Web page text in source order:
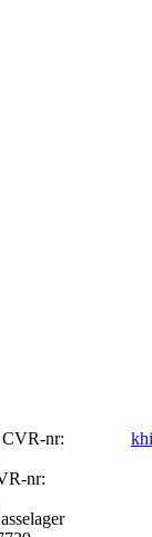
nr:
nr: